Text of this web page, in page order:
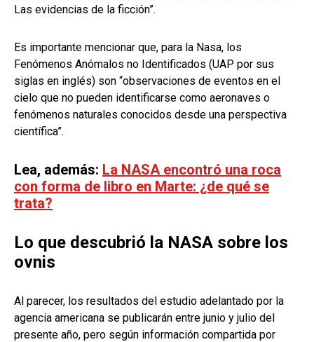
Las evidencias de la ficción”.
Es importante mencionar que, para la Nasa, los
Fenómenos Anómalos no Identificados (UAP por sus
siglas en inglés) son “observaciones de eventos en el
cielo que no pueden identificarse como aeronaves o
fenómenos naturales conocidos desde una perspectiva
científica”.
Lea, además: La NASA encontró una roca
con forma de libro en Marte: ¿de qué se
trata?
Lo que descubrió la NASA sobre los
ovnis
Al parecer, los resultados del estudio adelantado por la
agencia americana se publicarán entre junio y julio del
presente año, pero según información compartida por